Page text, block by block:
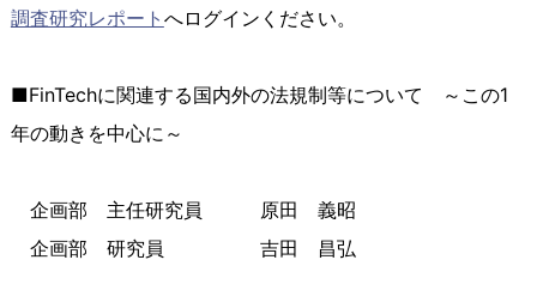
調査研究レポート へログインください。
■FinTechに関連する国内外の法規制等について ～この1
年の動きを中心に～
企画部 主任研究員 原田 義昭
企画部 研究員 吉田 昌弘